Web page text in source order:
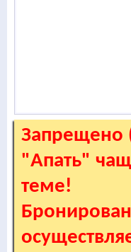
Запрещено
"Апать"
теме!